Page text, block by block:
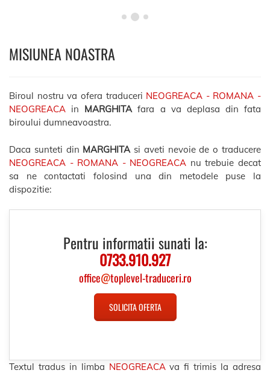
MISIUNEA NOASTRA
Biroul nostru va ofera traduceri NEOGREACA - ROMANA -
NEOGREACA in MARGHITAfara a va deplasa din fata
biroului dumneavoastra.
Daca sunteti din MARGHITA si aveti nevoie de o traducere
NEOGREACA - ROMANA - NEOGREACA nu trebuie decat
sa ne contactati folosind una din metodele puse la
dispozitie:
Pentru informatii sunati la:
0733.910.927
office@toplevel-traduceri.ro
SOLICITA OFERTA
Textul tradus in limba NEOGREACAva fi trimis la adresa